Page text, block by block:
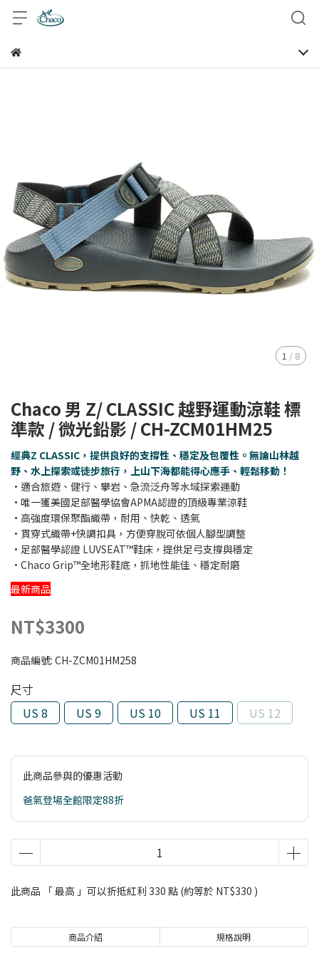
1 / 8
Chaco 男 Z/ CLASSIC 越野運動涼鞋 標
準款 / 微光鉛影 / CH-ZCM01HM25
經典Z CLASSIC，提供良好的支撐性、穩定及包覆性。無論山林越
野、水上探索或徒步旅行，上山下海都能得心應手、輕鬆移動！
•適合旅遊、健行、攀岩、急流泛舟等水域探索運動
•唯一獲美國足部醫學協會APMA認證的頂級專業涼鞋
•高強度環保聚酯織帶，耐用、快乾、透氣
•貫穿式織帶+快調扣具，方便穿脫可依個人腳型調整
•足部醫學認證 LUVSEAT™鞋床，提供足弓支撐與穩定
•Chaco Grip™全地形鞋底，抓地性能佳、穩定耐磨
最新商品
NT$3300
商品編號: CH-ZCM01HM258
尺寸
US 8
US 9 US 10 US 11 US 12
此商品參與的優惠活動
爸氣登場全館限定88折
此商品 「 最高 」可以折抵紅利 330 點 (約等於 NT$330 )
商品介紹 規格說明